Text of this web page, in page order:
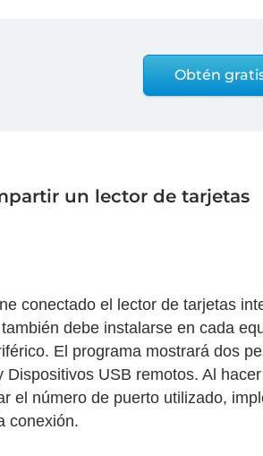
Obtén
un lector de tarjetas
conectado el lector de tarjetas
debe instalarse en cada
El programa mostrará dos
USB remotos. Al
el número de puerto utilizado,
conexión.